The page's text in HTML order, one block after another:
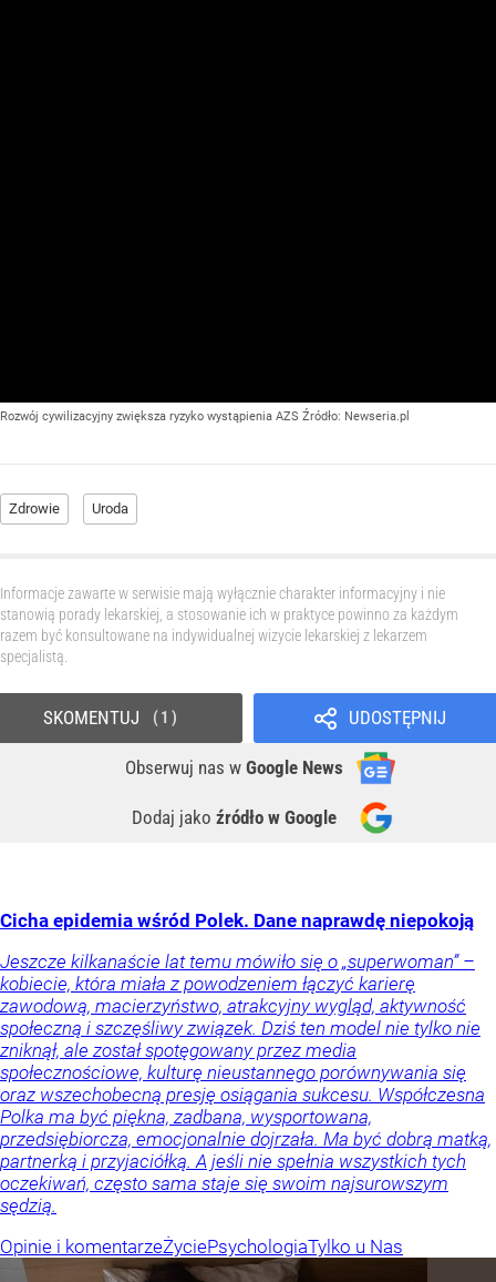
Rozwój cywilizacyjny zwiększa ryzyko wystąpienia AZS Źródło: Newseria.pl
Zdrowie Uroda
Informacje zawarte w serwisie mają wyłącznie charakter informacyjny i nie
stanowią porady lekarskiej, a stosowanie ich w praktyce powinno za każdym
razem być konsultowane na indywidualnej wizycie lekarskiej z lekarzem
specjalistą.
UDOSTĘPNIJ
Obserwuj nas w Google News
Dodaj jako źródło w Google
SKOMENTUJ 1
Cicha epidemia wśród Polek. Dane naprawdę niepokoją
Jeszcze kilkanaście lat temu mówiło się o „superwoman” –
kobiecie, która miała z powodzeniem łączyć karierę
zawodową, macierzyństwo, atrakcyjny wygląd, aktywność
społeczną i szczęśliwy związek. Dziś ten model nie tylko nie
zniknął, ale został spotęgowany przez media
społecznościowe, kulturę nieustannego porównywania się
oraz wszechobecną presję osiągania sukcesu. Współczesna
Polka ma być piękna, zadbana, wysportowana,
przedsiębiorcza, emocjonalnie dojrzała. Ma być dobrą matką,
partnerką i przyjaciółką. A jeśli nie spełnia wszystkich tych
oczekiwań, często sama staje się swoim najsurowszym
sędzią.
Opinie i komentarzeŻyciePsychologiaTylko u Nas